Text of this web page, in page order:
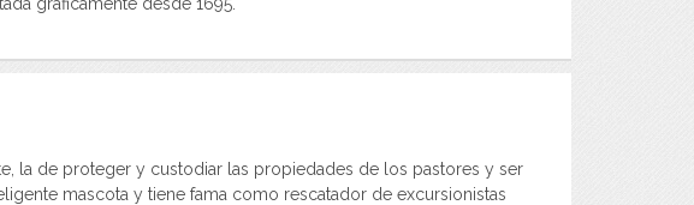
la de proteger y custodiar las propiedades de los pastores y ser
mascota y tiene fama como rescatador de excursionistas